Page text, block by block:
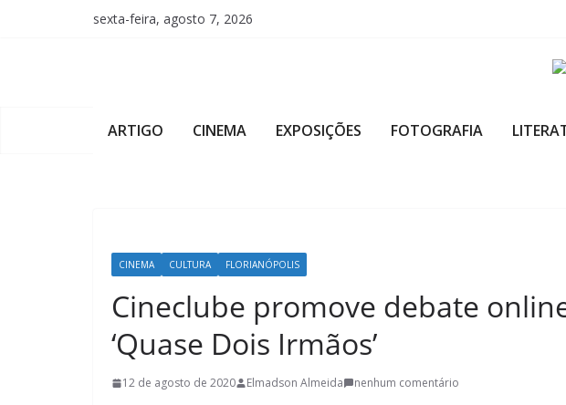
sexta-feira, agosto 7, 2026
e
c
ARTIGO CINEMA EXPOSIÇÕES FOTOGRAFIA
CINEMA CULTURA FLORIANÓPOLIS
Cineclube promove debate
‘Quase Dois Irmãos’
12 de agosto de 2020 Elmadson Almeida nenhum comentário